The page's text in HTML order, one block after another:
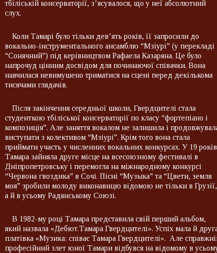
тбіліській консерваторії, з’ясувалося, що у неї абсолютний
слух.
Коли Тамарі було тільки дев’ять років, її запросили до
вокально-інструментального ансамблю “Мзіурі” (у перекладі
“Сонячний”) під керівництвом Рафаела Казаряна. Це було
напрочуд цінним досвідом для починаючої співачки. Вона
навчилася невимушено триматися на сцені перед декількома
тисячами глядачів.
Після закінчення середньої школи, Гвердцителі стала
студенткою тбіліської консерваторії по класу “фортепіано і
композиція”. Але заняття вокалом не залишила і
виступати з колективом “Мзіурі”. Крім того вона стала
приймати участь у численних вокальних конкурсах. У 19 років
Тамара зайняла друге місце на всесоюзному фестивалі в
Дніпропетровську і перемогла на міжнародному конкурсі
“Червона гвоздика” в Сочі. Пісні “Музыка” та “Цвети, земля
моя” зробили молоду виконавицю відомою не тільки в Грузії,
а й в усьому Радянському Союзі.
В 1982-му році Тамара представила свій перший альбом,
який назвала «Дебют.Тамара Гвердцителі». Успіх мала й
платівка «Музика: співає Тамара Гвердцителі». Але
професійний злет юної Тамари відбувся на відомому в